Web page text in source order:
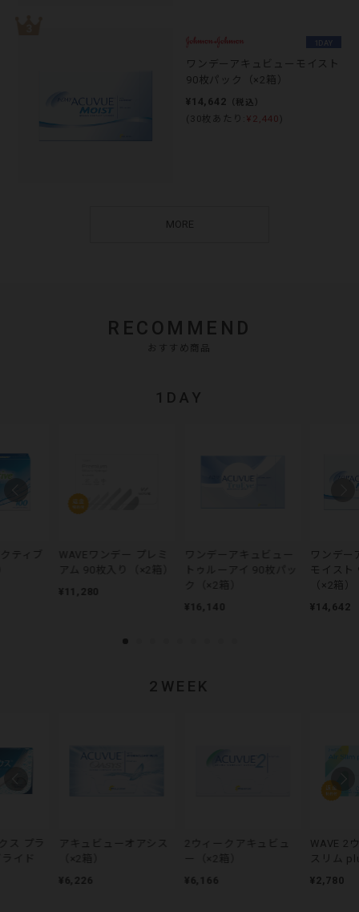
1DAY
ワンデーアキュビューモイスト
90枚パック（×2箱）
¥14,642 （税込）
(30枚あたり: ¥2,440 )
MORE
RECOMMEND
おすすめ商品
1DAY
ティブ
WAVEワンデー プレミ
アム 90枚入り（×2箱）
¥11,280
ワンデーアキュビュー
トゥルーアイ 90枚パッ
ク（×2箱）
¥16,140
ワンデー
モイスト
（×2箱）
¥14,642
2WEEK
ス プラ
イド
アキュビューオアシス
（×2箱）
¥6,226
2ウィークアキュビュ
ー（×2箱）
¥6,166
WAVE 2
スリム
¥2,780